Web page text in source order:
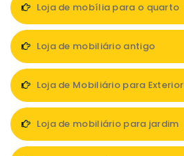
Loja de mobília para o quarto
Loja de mobiliário antigo
Loja de Mobiliário para Exterior
Loja de mobiliário para jardim